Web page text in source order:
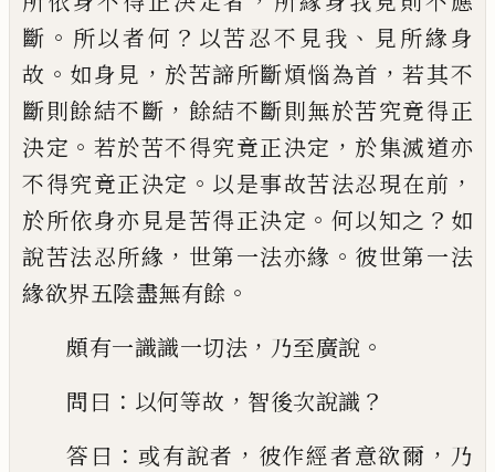
斷 。 所以者何 ？ 以苦忍不見我 、 見所緣身
故 。 如身見 ， 於苦諦所斷煩惱為首 ，若其不
斷則餘結不斷 ， 餘結不斷則無於苦究竟得正
決定 。 若於苦不得究竟正決定 ， 於集滅道亦
不得究竟正決定 。 以是事故苦法忍現在前 ，
於所依身亦見是苦得正決定 。 何以知之 ？ 如
說苦法忍所緣 ， 世第一法亦緣 。 彼世第一法
緣欲界五陰盡無有餘 。
頗有一識識一切法 ， 乃至廣說 。
問曰 ： 以何等故 ， 智後次說識 ？
答曰 ： 或有說者 ， 彼作經者意欲爾 ， 乃